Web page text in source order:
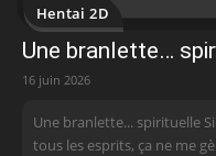
Hentai 2D
Une branlette…
16 juin 2026
Une branlette... spirituelle
tous les esprits, ça ne me